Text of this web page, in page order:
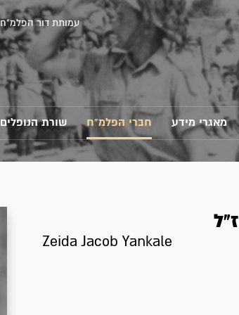
עמותת דור הפלמ"ח
מאגרי מידע חברי הפלמ"ח שורת הנופלים
ז"ל
Zeida Jacob Yankale